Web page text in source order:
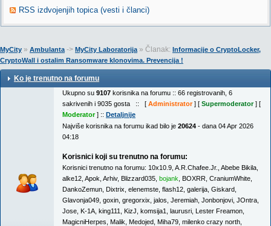
RSS izdvojenjih topica (vesti i članci)
MyCity » Ambulanta-> MyCity Laboratorija» Članak: Informacije o CryptoLocker,
CryptoWall i ostalim Ransomware klonovima. Prevencija !
Ko je trenutno na forumu
Ukupno su 9107 korisnika na forumu :: 66 registrovanih, 6
sakrivenih i 9035 gosta :: [ Administrator] [ Supermoderator] [
Moderator] :: Detaljnije
Najviše korisnika na forumu ikad bilo je 20624 - dana 04 Apr 2026
04:18
Korisnici koji su trenutno na forumu:
Korisnici trenutno na forumu: 10x10.9 A.R.Chafee.Jr. Abebe Bikila
alke12 Apok Arhiv, Blizzard035 bojank BOXRR CraniumWhite
DankoZemun Dixtrix elenemste flash12 galerija Giskard
Glavonja049 goxin gregorxix jalos Jeremiah Jonbonjovi JOntra
Jose K-1A king111 KizJ komsija1 laurusri Lester Freamon
MagicniHerpes Malik Medojed Miha79 milenko crazy north